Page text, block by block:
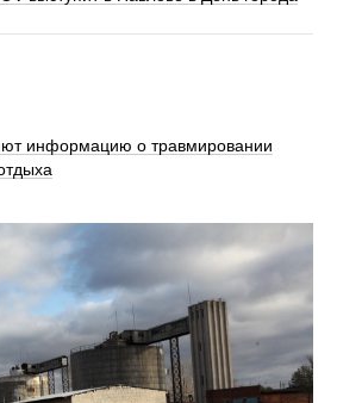
информацию о травмировании